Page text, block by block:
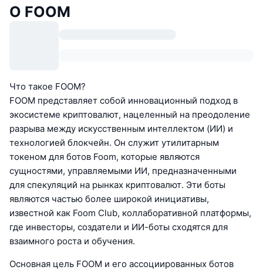
О FOOM
Что такое FOOM?
FOOM представляет собой инновационный подход в
экосистеме криптовалют, нацеленный на преодоление
разрыва между искусственным интеллектом (ИИ) и
технологией блокчейн. Он служит утилитарным
токеном для ботов Foom, которые являются
сущностями, управляемыми ИИ, предназначенными
для спекуляций на рынках криптовалют. Эти боты
являются частью более широкой инициативы,
известной как Foom Club, коллаборативной платформы,
где инвесторы, создатели и ИИ-боты сходятся для
взаимного роста и обучения.
Основная цель FOOM и его ассоциированных ботов